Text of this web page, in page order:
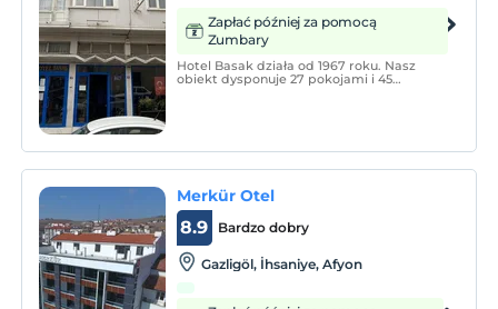
Zapłać później za pomocą
Zumbary
Hotel Basak działa od 1967 roku. Nasz
obiekt dysponuje 27 pokojami i 45
Merkür Otel
Bardzo dobry
8.9
Gazligöl, İhsaniye, Afyon